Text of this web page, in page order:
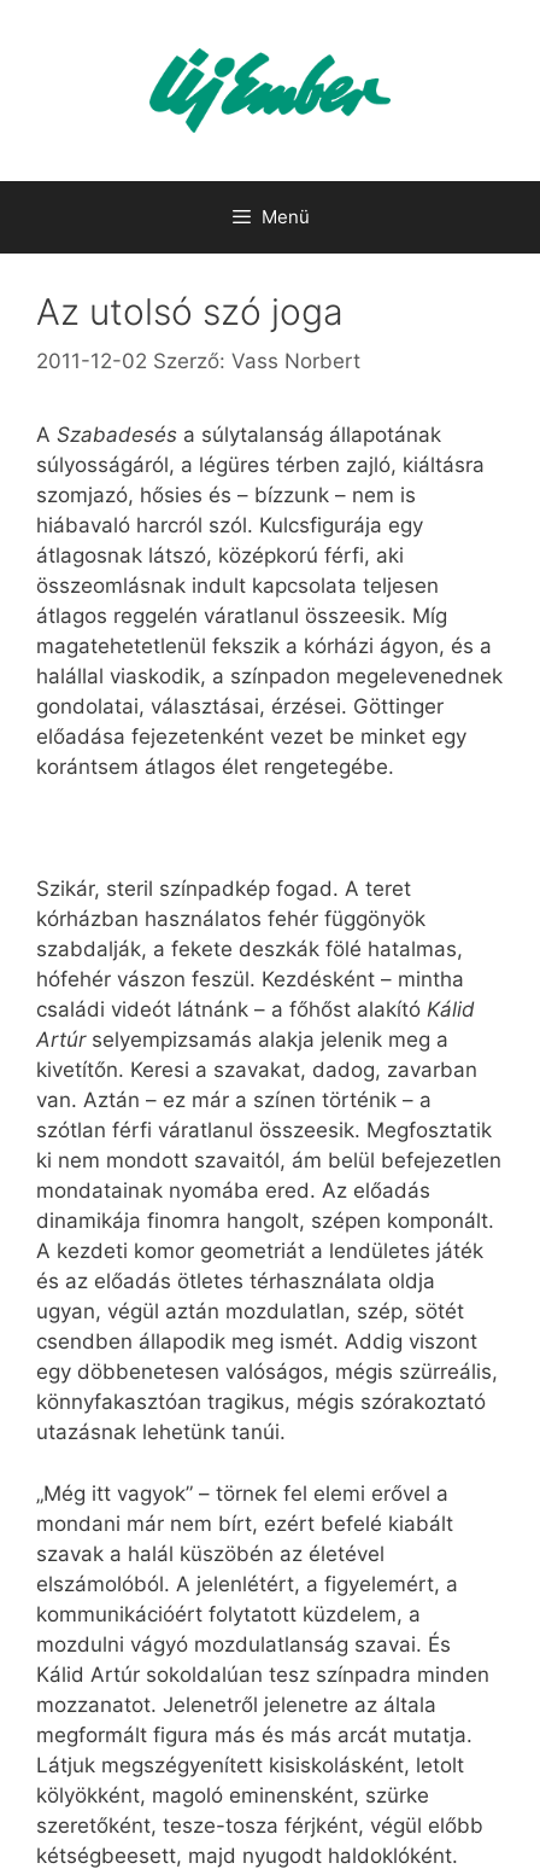
Menü
Az utolsó szó joga
2011-12-02 Szerző: Vass Norbert
A Szabadesés a súlytalanság állapotának
súlyosságáról, a légüres térben zajló, kiáltásra
szomjazó, hősies és – bízzunk – nem is
hiábavaló harcról szól. Kulcsfigurája egy
átlagosnak látszó, középkorú férfi, aki
összeomlásnak indult kapcsolata teljesen
átlagos reggelén váratlanul összeesik. Míg
magatehetetlenül fekszik a kórházi ágyon, és a
halállal viaskodik, a színpadon megelevenednek
gondolatai, választásai, érzései. Göttinger
előadása fejezetenként vezet be minket egy
korántsem átlagos élet rengetegébe.
Szikár, steril színpadkép fogad. A teret
kórházban használatos fehér függönyök
szabdalják, a fekete deszkák fölé hatalmas,
hófehér vászon feszül. Kezdésként – mintha
családi videót látnánk – a főhőst alakító Kálid
Artúr selyempizsamás alakja jelenik meg a
kivetítőn. Keresi a szavakat, dadog, zavarban
van. Aztán – ez már a színen történik – a
szótlan férfi váratlanul összeesik. Megfosztatik
ki nem mondott szavaitól, ám belül befejezetlen
mondatainak nyomába ered. Az előadás
dinamikája finomra hangolt, szépen komponált.
A kezdeti komor geometriát a lendületes játék
és az előadás ötletes térhasználata oldja
ugyan, végül aztán mozdulatlan, szép, sötét
csendben állapodik meg ismét. Addig viszont
egy döbbenetesen valóságos, mégis szürreális,
könnyfakasztóan tragikus, mégis szórakoztató
utazásnak lehetünk tanúi.
„Még itt vagyok” – törnek fel elemi erővel a
mondani már nem bírt, ezért befelé kiabált
szavak a halál küszöbén az életével
elszámolóból. A jelenlétért, a figyelemért, a
kommunikációért folytatott küzdelem, a
mozdulni vágyó mozdulatlanság szavai. És
Kálid Artúr sokoldalúan tesz színpadra minden
mozzanatot. Jelenetről jelenetre az általa
megformált figura más és más arcát mutatja.
Látjuk megszégyenített kisiskolásként, letolt
kölyökként, magoló eminensként, szürke
szeretőként, tesze-tosza férjként, végül előbb
kétségbeesett, majd nyugodt haldoklóként.